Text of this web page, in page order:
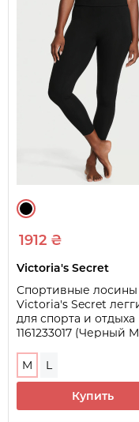
1912 ₴
Victoria's Secret
Спортивные лосины
Victoria's Secret
для спорта и отдыха
1161233017 (Черный
M L
Купить